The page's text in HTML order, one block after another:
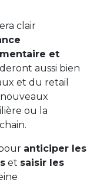
clair
et
aussi bien
et du retail
ou la
anticiper les
et saisir les